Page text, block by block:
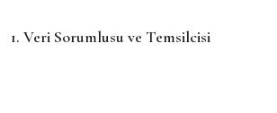
1. Veri Sorumlusu ve Temsilcisi